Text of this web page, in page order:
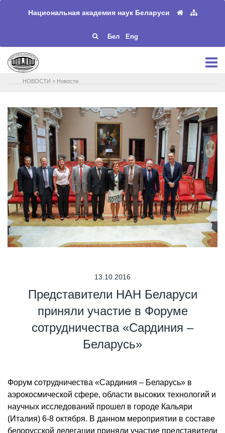
Национальная академия наук Беларуси
Бел Eng
НОВОСТИ > Новости
13.10.2016
Представители НАН Беларуси
приняли участие в Форуме
сотрудничества «Сардиния –
Беларусь»
Форум сотрудничества «Сардиния – Беларусь» в
аэрокосмической сфере, области высоких технологий и
научных исследований прошел в городе Кальяри
(Италия) 6-8 октября. В данном мероприятии в составе
белорусской делегации приняли участие представители